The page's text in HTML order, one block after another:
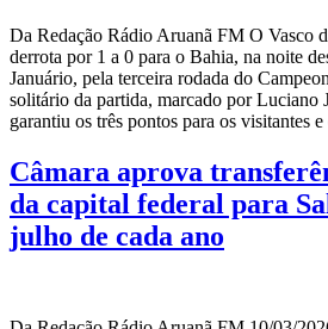
Da Redação Rádio Aruanã FM O Vasco
derrota por 1 a 0 para o Bahia, na noite
Januário, pela terceira rodada do
solitário da partida, marcado por Luciano
garantiu os três pontos para os
Câmara aprova
da capital federal para
julho de cada ano